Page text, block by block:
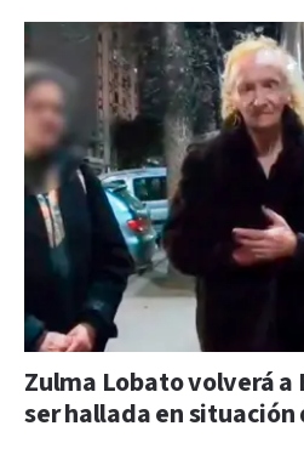
Zulma Lobato volverá a
ser hallada en situación